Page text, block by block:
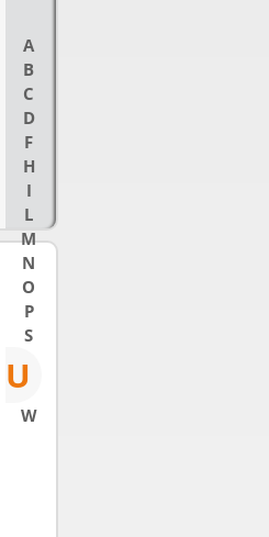
A
B
C
D
F
H
I
L
M
N
O
P
S
U
W